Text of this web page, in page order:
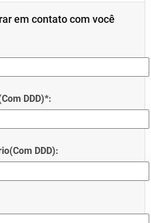
em contato com você
DDD)*:
DDD):